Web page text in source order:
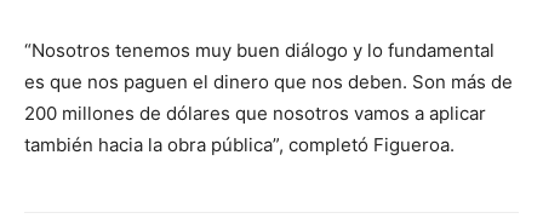
“Nosotros tenemos muy buen diálogo y lo fundamental
es que nos paguen el dinero que nos deben. Son más de
200 millones de dólares que nosotros vamos a aplicar
también hacia la obra pública”, completó Figueroa.